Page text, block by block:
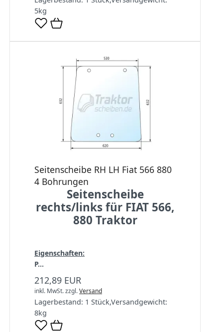
5kg
Seitenscheibe RH LH Fiat 566 880
4 Bohrungen
Seitenscheibe
rechts/links für FIAT 566,
880 Traktor
Eigenschaften:
P...
212,89 EUR
inkl. MwSt.zzgl.Versand
Lagerbestand: 1 Stück,Versandgewicht:
8kg